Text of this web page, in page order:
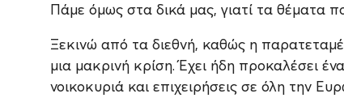
Πάμε όμως στα δικά μας, γιατί τα θέματα
Ξεκινώ από τα διεθνή, καθώς η
μια μακρινή κρίση. Έχει ήδη προκαλέσει
νοικοκυριά και επιχειρήσεις σε όλη την